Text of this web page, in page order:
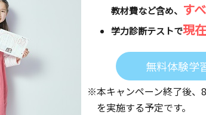
教材費など含め、 す
学力診断テストで現
無料体験学
※本キャンペーン終了後、
を実施する予定です。